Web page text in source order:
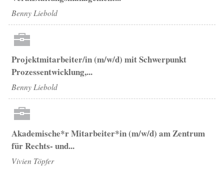
Benny Liebold
Projektmitarbeiter/in (m/w/d) mit Schwerpunkt
Prozessentwicklung,...
Benny Liebold
Akademische*r Mitarbeiter*in (m/w/d) am Zentrum
für Rechts- und...
Vivien Töpfer